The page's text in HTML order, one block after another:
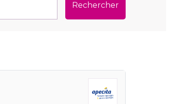
Rechercher